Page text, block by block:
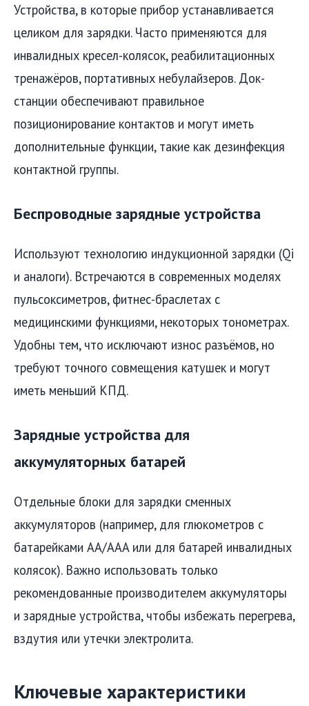
Устройства, в которые прибор устанавливается
целиком для зарядки. Часто применяются для
инвалидных кресел-колясок, реабилитационных
тренажёров, портативных небулайзеров. Док-
станции обеспечивают правильное
позиционирование контактов и могут иметь
дополнительные функции, такие как дезинфекция
контактной группы.
Беспроводные зарядные устройства
Используют технологию индукционной зарядки (Qi
и аналоги). Встречаются в современных моделях
пульсоксиметров, фитнес-браслетах с
медицинскими функциями, некоторых тонометрах.
Удобны тем, что исключают износ разъёмов, но
требуют точного совмещения катушек и могут
иметь меньший КПД.
Зарядные устройства для
аккумуляторных батарей
Отдельные блоки для зарядки сменных
аккумуляторов (например, для глюкометров с
батарейками AA/AAA или для батарей инвалидных
колясок). Важно использовать только
рекомендованные производителем аккумуляторы
и зарядные устройства, чтобы избежать перегрева,
вздутия или утечки электролита.
Ключевые характеристики